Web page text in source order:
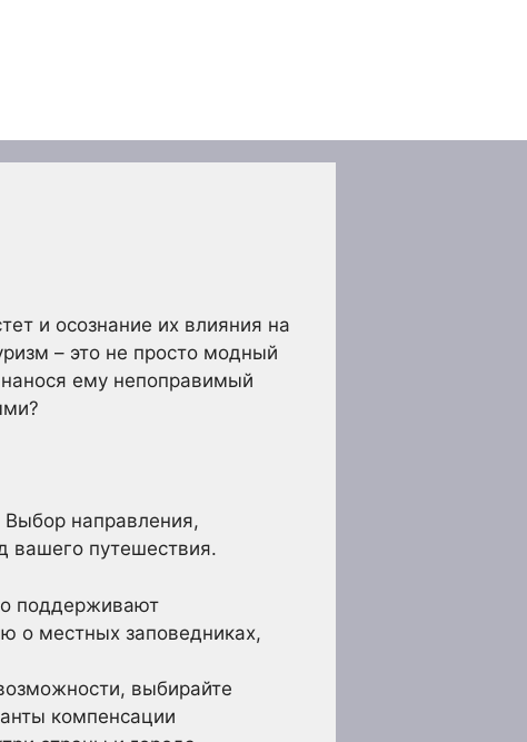
и осознание их влияния на
– это не просто модный
ему непоправимый
направления,
вашего путешествия.
поддерживают
о местных заповедниках,
выбирайте
компенсации